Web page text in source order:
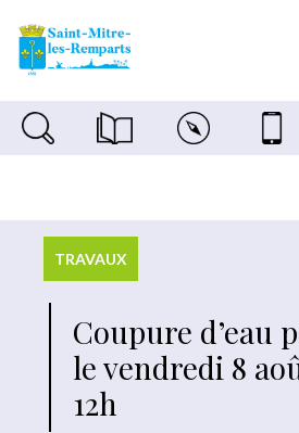
Recherche sur le siteMagazine municipal "Le Saint-
Carte interactive
Nous
TRAVAUX
Coupure d’eau
le vendredi 8
12h